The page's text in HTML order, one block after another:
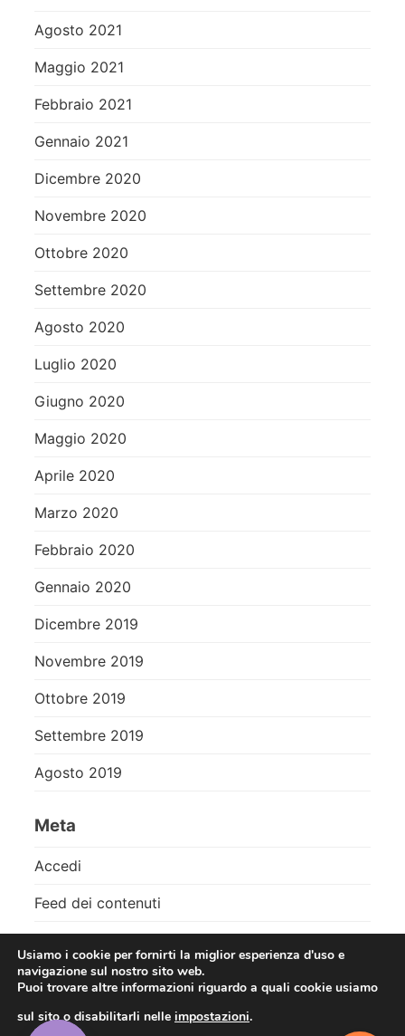
Agosto 2021
Maggio 2021
Febbraio 2021
Gennaio 2021
Dicembre 2020
Novembre 2020
Ottobre 2020
Settembre 2020
Agosto 2020
Luglio 2020
Giugno 2020
Maggio 2020
Aprile 2020
Marzo 2020
Febbraio 2020
Gennaio 2020
Dicembre 2019
Novembre 2019
Ottobre 2019
Settembre 2019
Agosto 2019
Meta
Accedi
Feed dei contenuti
WordPress.org
Usiamo i cookie per fornirti la miglior esperienza d'uso e
navigazione sul nostro sito web.
Puoi trovare altre informazioni riguardo a quali cookie usiamo
sul sito o disabilitarli nelle impostazioni.